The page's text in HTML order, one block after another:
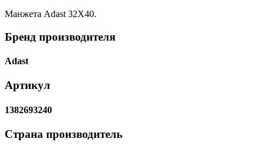
Манжета Adast 32X40.
Бренд производителя
Adast
Артикул
1382693240
Страна производитель